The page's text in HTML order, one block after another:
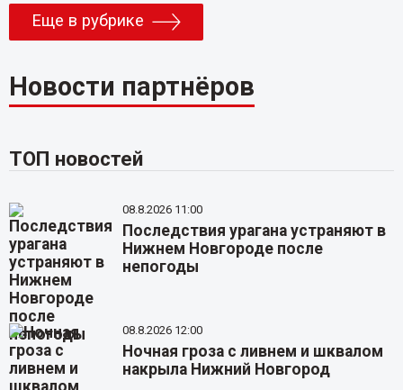
Еще в рубрике
Новости партнёров
ТОП новостей
08.8.2026 11:00
Последствия урагана устраняют в
Нижнем Новгороде после
непогоды
08.8.2026 12:00
Ночная гроза с ливнем и шквалом
накрыла Нижний Новгород